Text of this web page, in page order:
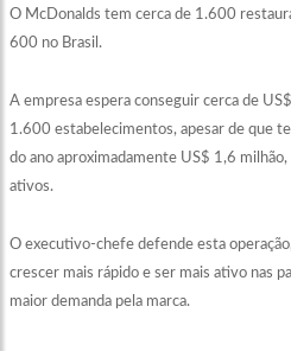
O McDonalds tem cerca de 1.600
600 no Brasil.
A empresa espera conseguir cerca de
1.600 estabelecimentos, apesar de que
do ano aproximadamente US$ 1,6
ativos.
O executivo-chefe defende esta
crescer mais rápido e ser mais ativo nas
maior demanda pela marca.